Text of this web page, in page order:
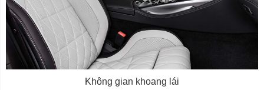
Không gian khoang lái